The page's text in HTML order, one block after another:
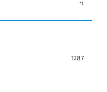
*)
1.187